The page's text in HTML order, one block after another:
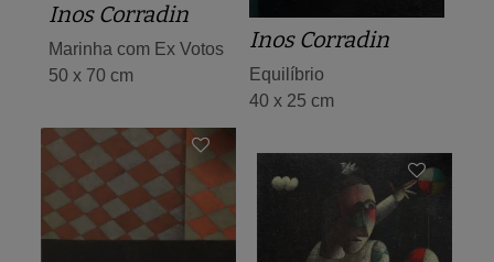
Inos Corradin
Equilíbrio
40 x 25 cm
Inos Corradin
Marinha com Ex Votos
50 x 70 cm